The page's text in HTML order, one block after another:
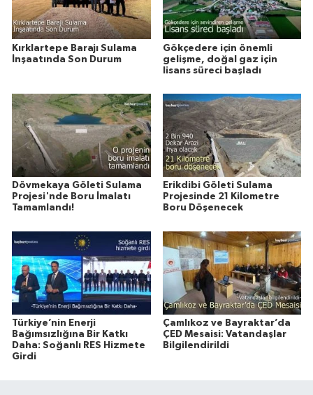
Kırklartepe Barajı Sulama
İnşaatında Son Durum
Gökçedere için önemli
gelişme, doğal gaz için
lisans süreci başladı
Dövmekaya Göleti Sulama
Projesi'nde Boru İmalatı
Tamamlandı!
Erikdibi Göleti Sulama
Projesinde 21 Kilometre
Boru Döşenecek
Türkiye’nin Enerji
Bağımsızlığına Bir Katkı
Daha: Soğanlı RES Hizmete
Girdi
Çamlıkoz ve Bayraktar’da
ÇED Mesaisi: Vatandaşlar
Bilgilendirildi